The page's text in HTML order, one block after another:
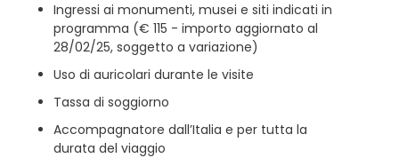
Ingressi ai monumenti, musei e siti indicati in
programma (€ 115 - importo aggiornato al
28/02/25, soggetto a variazione)
Uso di auricolari durante le visite
Tassa di soggiorno
Accompagnatore dall’Italia e per tutta la
durata del viaggio